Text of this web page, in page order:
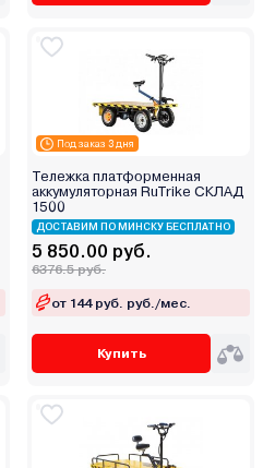
Под заказ 3 дня
Тележка платформенная
аккумуляторная RuTrike СКЛАД
1500
ДОСТАВИМ ПО МИНСКУ БЕСПЛАТНО
5 850.00 руб.
6376.5 руб.
от 144 руб. руб./мес.
Купить